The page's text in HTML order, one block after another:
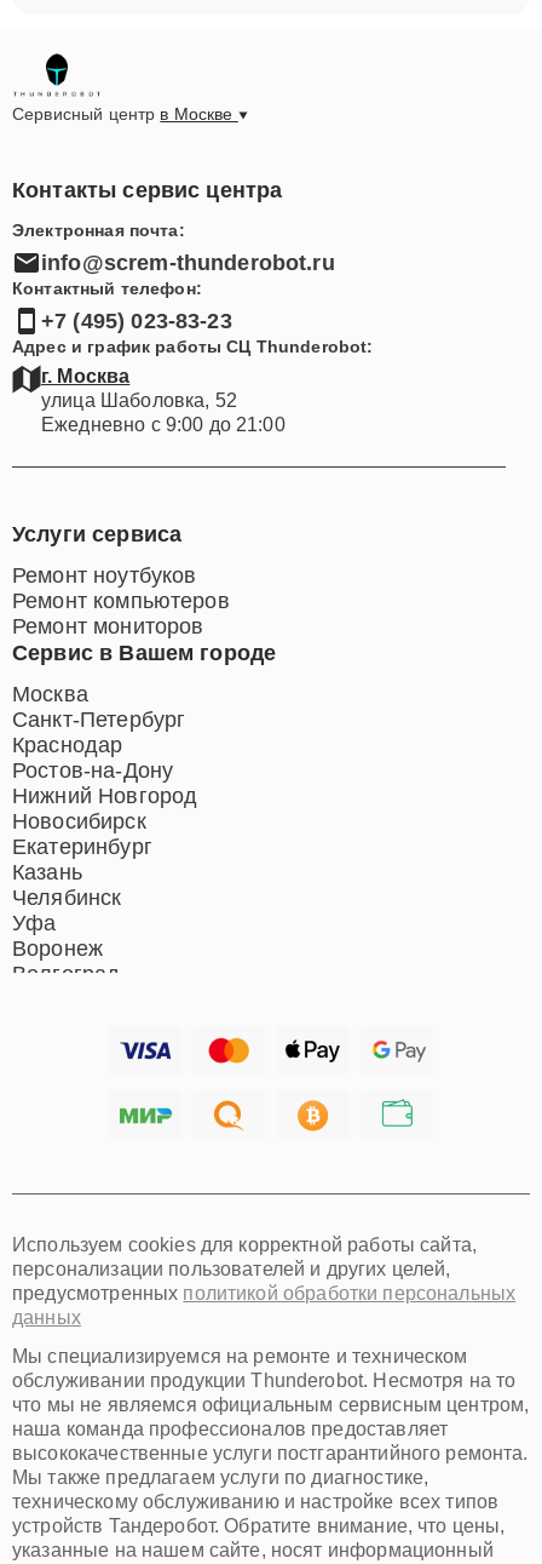
Сервисный центр в Москве
Контакты сервис центра
Электронная почта:
info@screm-thunderobot.ru
Контактный телефон:
+7 (495) 023-83-23
Адрес и график работы СЦ Thunderobot:
г. Москва
улица Шаболовка, 52
Ежедневно с 9:00 до 21:00
Сервис в Вашем городе
Москва
Санкт-Петербург
Краснодар
Ростов-на-Дону
Нижний Новгород
Новосибирск
Екатеринбург
Казань
Челябинск
Уфа
Воронеж
Волгоград
Хабаровск
Омск
Красноярск
Пермь
Ульяновск
Киров
Архангельск
Астрахань
Белгород
Благовещенск
Брянск
Владивосток
Владикавказ
Владимир
Услуги сервиса
Ремонт ноутбуков
Ремонт компьютеров
Ремонт мониторов
Используем cookies для корректной работы сайта,
персонализации пользователей и других целей,
предусмотренных политикой обработки персональных
данных
Мы специализируемся на ремонте и техническом
обслуживании продукции Thunderobot. Несмотря на то
что мы не являемся официальным сервисным центром,
наша команда профессионалов предоставляет
высококачественные услуги постгарантийного ремонта.
Мы также предлагаем услуги по диагностике,
техническому обслуживанию и настройке всех типов
устройств Тандеробот. Обратите внимание, что цены,
указанные на нашем сайте, носят информационный